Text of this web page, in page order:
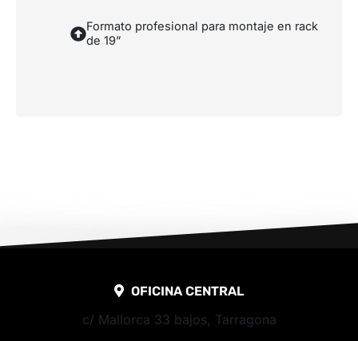
Formato profesional para montaje en rack
de 19”
OFICINA CENTRAL
c/ Mallorca 33 bajos, Tarragona